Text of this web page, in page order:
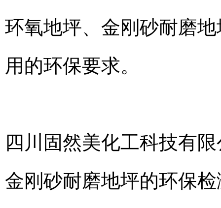
环氧地坪、金刚砂耐磨
用的环保要求。
四川固然美化工科技有
金刚砂耐磨地坪的环保